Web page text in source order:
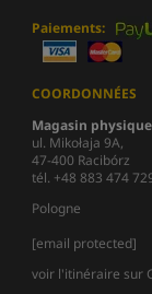
Paiements:
COORDONNÉES
Magasin
ul. Mikołaja 9A,
47-400 Racibórz
tél. +48 883 474
Pologne
[email protected]
voir l'itinéraire sur